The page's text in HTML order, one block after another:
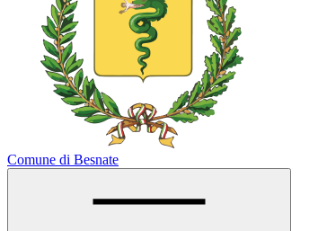
Comune di Besnate